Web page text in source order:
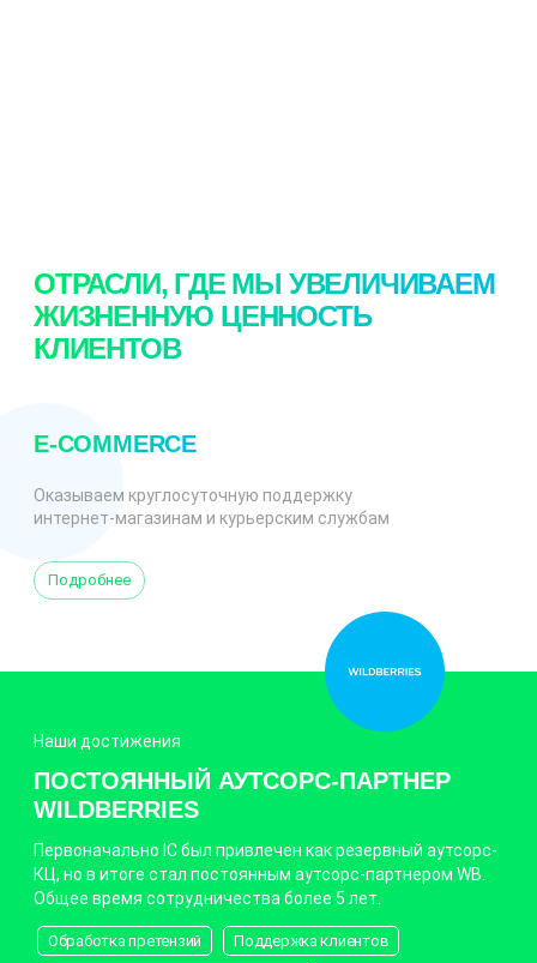
ОТРАСЛИ, ГДЕ МЫ УВЕЛИЧИВАЕМ
ЖИЗНЕННУЮ ЦЕННОСТЬ
КЛИЕНТОВ
E-COMMERCE
Оказываем круглосуточную поддержку
интернет-магазинам и курьерским службам
Подробнее
Наши достижения
ПОСТОЯННЫЙ АУТСОРС-ПАРТНЕР
WILDBERRIES
Первоначально IC был привлечен как резервный аутсорс-
КЦ, но в итоге стал постоянным аутсорс-партнером WB.
Общее время сотрудничества более 5 лет.
Обработка претензий Поддержка клиентов